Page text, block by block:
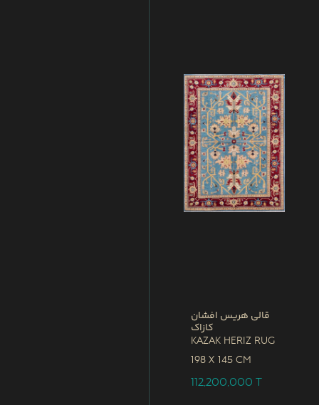
قالی هریس افشان
کازاک
Kazak Heriz Rug
198 x 145 CM
112,200,000T